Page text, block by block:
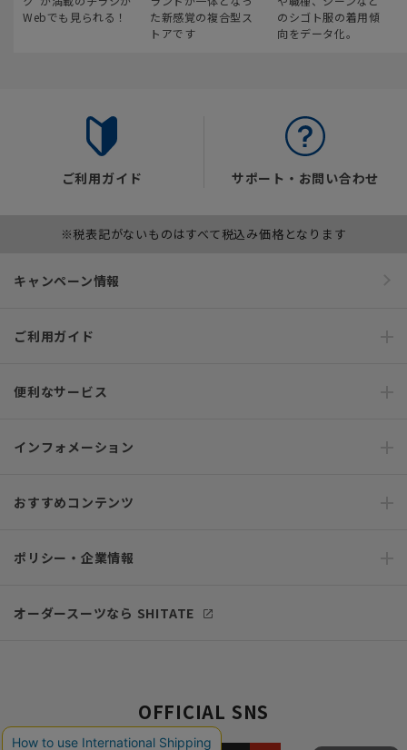
Webでも見られる！
た新感覚の複合型ス
トアです
のシゴト服の着用傾
向をデータ化。
ご利用ガイド サポート・お問い合わせ
※税表記がないものはすべて税込み価格となります
キャンペーン情報
ご利用ガイド
便利なサービス
インフォメーション
おすすめコンテンツ
ポリシー・企業情報
オーダースーツなら SHITATE
OFFICIAL SNS